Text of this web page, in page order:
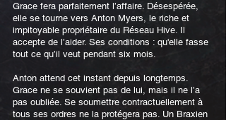
Grace fera parfaitement l’affaire. Désespérée,
elle se tourne vers Anton Myers, le riche et
impitoyable propriétaire du Réseau Hive. Il
accepte de l’aider. Ses conditions : qu'elle fasse
tout ce qu’il veut pendant six mois.
Anton attend cet instant depuis longtemps.
Grace ne se souvient pas de lui, mais il ne l’a
pas oubliée. Se soumettre contractuellement à
tous ses ordres ne la protégera pas. Un Braxien